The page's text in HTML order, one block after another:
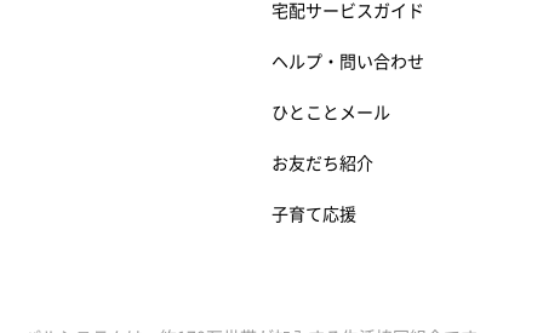
宅配サービスガイド
ヘルプ・問い合わせ
ひとことメール
お友だち紹介
子育て応援